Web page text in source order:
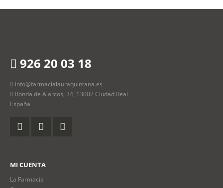
926 20 03 18
info@farmacialauraquintana.es
Ronda de Alarcos, 34, 13002 Ciudad Real
España
MI CUENTA
La Farmacia